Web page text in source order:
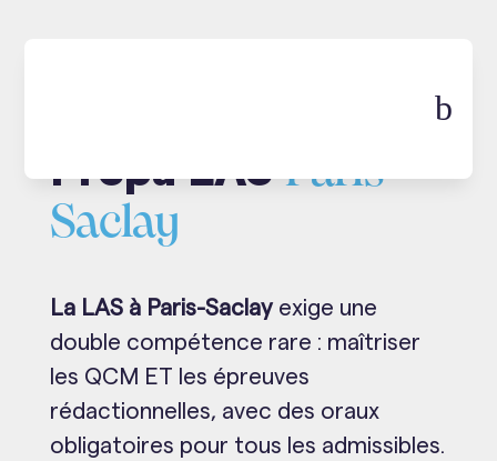
b
Prépa LAS Paris-
Saclay
La LAS à Paris-Saclayexige une
double compétence rare : maîtriser
les QCM ET les épreuves
rédactionnelles, avec des oraux
obligatoires pour tous les admissibles.